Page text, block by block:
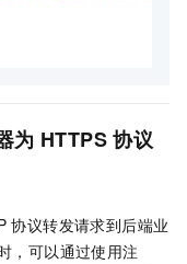
为 HTTPS 协议
协议转发请求到后端业
，可以通过使用注